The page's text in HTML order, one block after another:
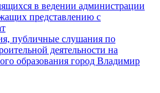
в ведении администрации
представлению с
публичные слушания по
деятельности на
образования город Владимир